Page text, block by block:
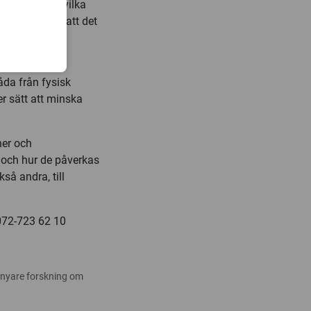
de visste vilka
skulle tycka att det
från fysisk
sätt att minska
och
hur de påverkas
andra, till
723 62 10
forskning om